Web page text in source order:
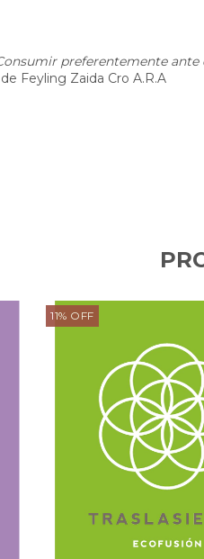
preferentemente ante
Feyling Zaida Cro A.R.A
11% OFF